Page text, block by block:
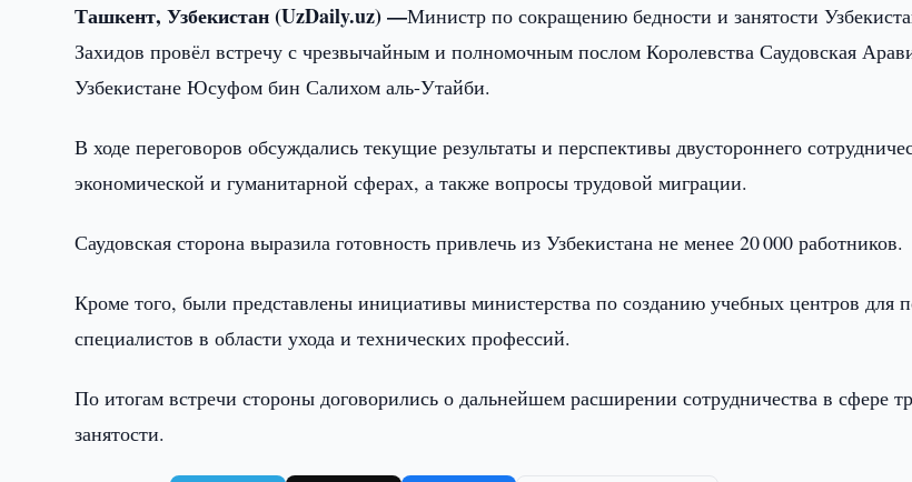
Ташкент, Узбекистан (UzDaily.uz) —Министр по сокращению бедности и занятости
Захидов провёл встречу с чрезвычайным и полномочным послом Королевства Саудовская
Узбекистане Юсуфом бин Салихом аль-Утайби.
В ходе переговоров обсуждались текущие результаты и перспективы двустороннего
экономической и гуманитарной сферах, а также вопросы трудовой миграции.
Саудовская сторона выразила готовность привлечь из Узбекистана не менее 20 000 работников.
Кроме того, были представлены инициативы министерства по созданию учебных центров для
специалистов в области ухода и технических профессий.
По итогам встречи стороны договорились о дальнейшем расширении сотрудничества в сфере
занятости.